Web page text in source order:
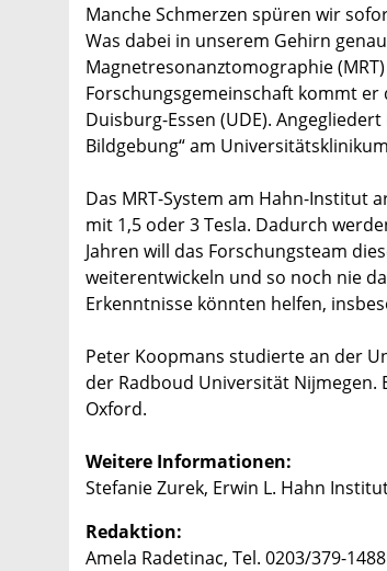
Manche Schmerzen spüren wir
Was dabei in unserem Gehirn
Magnetresonanztomographie
Forschungsgemeinschaft kommt
Duisburg-Essen (UDE).
Bildgebung“ am
Das MRT-System am Hahn-Institut
mit 1,5 oder 3 Tesla. Dadurch
Jahren will das Forschungsteam
weiterentwickeln und so noch nie
Erkenntnisse könnten helfen,
Peter Koopmans studierte an der
der Radboud Universität
Oxford.
Weitere Informationen:
Stefanie Zurek, Erwin L. Hahn
Redaktion:
Amela Radetinac, Tel. 0203/379-1488